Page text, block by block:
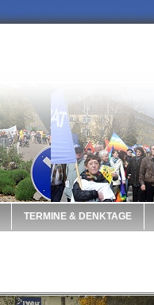
TERMINE & DENKTAGE